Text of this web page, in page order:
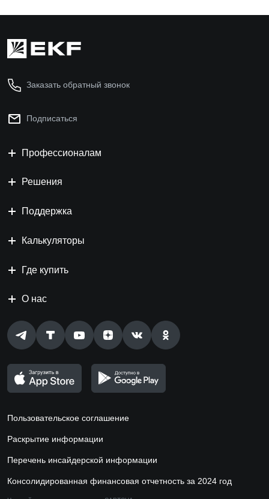
Заказать обратный звонок
Подписаться
Профессионалам
Решения
Поддержка
Калькуляторы
Где купить
О нас
Пользовательское соглашение
Раскрытие информации
Перечень инсайдерской информации
Консолидированная финансовая отчетность за 2024 год